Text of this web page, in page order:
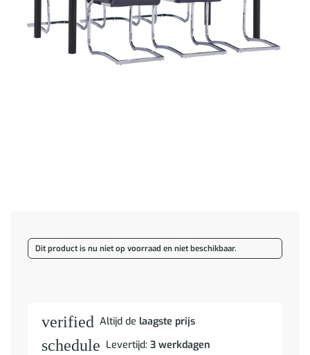
Dit product is nu niet op voorraad en niet beschikbaar.
verified Altijd de laagste prijs
schedule Levertijd: 3 werkdagen